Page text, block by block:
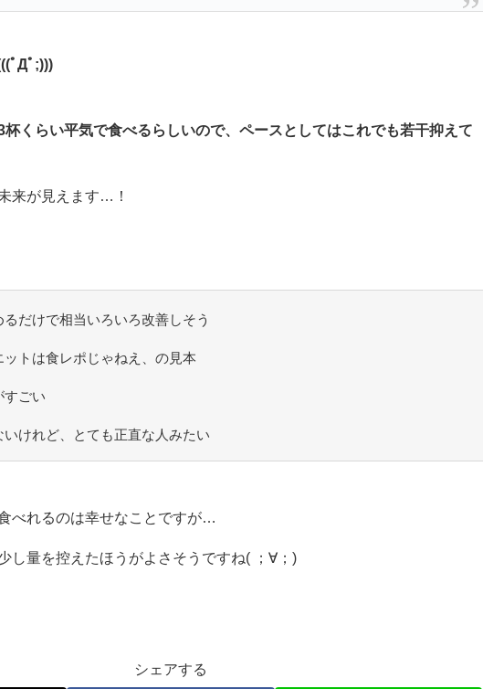
ﾟДﾟ;)))
3杯くらい平気で食べるらしいので、ペースとしてはこれでも若干抑えて
来が見えます…！
だけで相当いろいろ改善しそう
トは食レポじゃねえ、の見本
すごい
けれど、とても正直な人みたい
べれるのは幸せなことですが…
し量を控えたほうがよさそうですね( ；∀；)
シェアする